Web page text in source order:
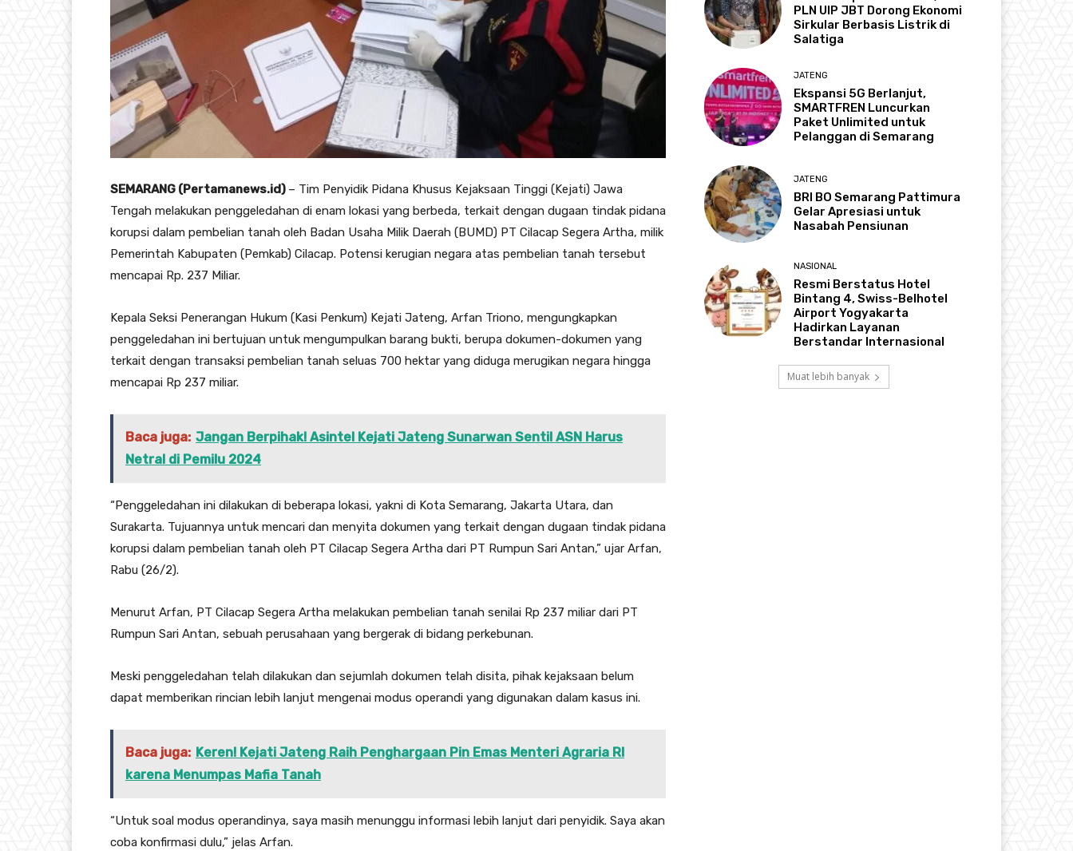
SEMARANG (Pertamanews.id) – Tim Penyidik Pidana Khusus Kejaksaan Tinggi (Kejati) Jawa
Tengah melakukan penggeledahan di enam lokasi yang berbeda, terkait dengan dugaan tindak pidana
korupsi dalam pembelian tanah oleh Badan Usaha Milik Daerah (BUMD) PT Cilacap Segera Artha, milik
Pemerintah Kabupaten (Pemkab) Cilacap. Potensi kerugian negara atas pembelian tanah tersebut
mencapai Rp. 237 Miliar.
Kepala Seksi Penerangan Hukum (Kasi Penkum) Kejati Jateng, Arfan Triono, mengungkapkan
penggeledahan ini bertujuan untuk mengumpulkan barang bukti, berupa dokumen-dokumen yang
terkait dengan transaksi pembelian tanah seluas 700 hektar yang diduga merugikan negara hingga
mencapai Rp 237 miliar.
Baca juga: Jangan Berpihak! Asintel Kejati Jateng Sunarwan Sentil ASN Harus
Netral di Pemilu 2024
“Penggeledahan ini dilakukan di beberapa lokasi, yakni di Kota Semarang, Jakarta Utara, dan
Surakarta. Tujuannya untuk mencari dan menyita dokumen yang terkait dengan dugaan tindak pidana
korupsi dalam pembelian tanah oleh PT Cilacap Segera Artha dari PT Rumpun Sari Antan,” ujar Arfan,
Rabu (26/2).
Menurut Arfan, PT Cilacap Segera Artha melakukan pembelian tanah senilai Rp 237 miliar dari PT
Rumpun Sari Antan, sebuah perusahaan yang bergerak di bidang perkebunan.
Meski penggeledahan telah dilakukan dan sejumlah dokumen telah disita, pihak kejaksaan belum
dapat memberikan rincian lebih lanjut mengenai modus operandi yang digunakan dalam kasus ini.
Baca juga: Keren! Kejati Jateng Raih Penghargaan Pin Emas Menteri Agraria RI
karena Menumpas Mafia Tanah
“Untuk soal modus operandinya, saya masih menunggu informasi lebih lanjut dari penyidik. Saya akan
coba konfirmasi dulu,” jelas Arfan.
PLN UIP JBT Dorong Ekonomi
Sirkular Berbasis Listrik di
Salatiga
JATENG
Ekspansi 5G Berlanjut,
SMARTFREN Luncurkan
Paket Unlimited untuk
Pelanggan di Semarang
JATENG
BRI BO Semarang Pattimura
Gelar Apresiasi untuk
Nasabah Pensiunan
NASIONAL
Resmi Berstatus Hotel
Bintang 4, Swiss-Belhotel
Airport Yogyakarta
Hadirkan Layanan
Berstandar Internasional
Muat lebih banyak